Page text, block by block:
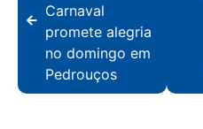
Carnaval
promete alegria
no domingo em
Pedrouços